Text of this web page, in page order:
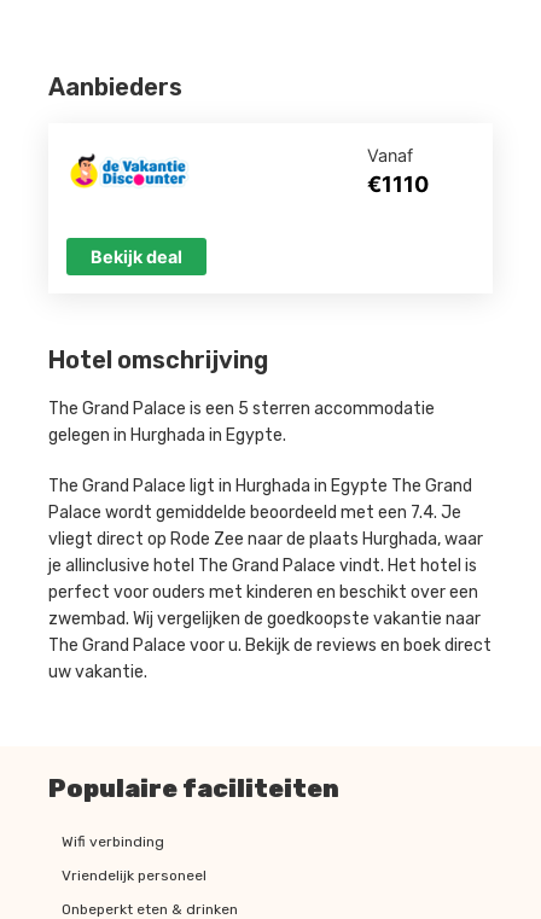
Hotel omschrijving
The Grand Palace is een 5 sterren accommodatie
gelegen in Hurghada in Egypte.
The Grand Palace ligt in Hurghada in Egypte The Grand
Palace wordt gemiddelde beoordeeld met een 7.4. Je
vliegt direct op Rode Zee naar de plaats Hurghada, waar
je allinclusive hotel The Grand Palace vindt. Het hotel is
perfect voor ouders met kinderen en beschikt over een
zwembad. Wij vergelijken de goedkoopste vakantie naar
The Grand Palace voor u. Bekijk de reviews en boek direct
uw vakantie.
Aanbieders
Vanaf
€1110
Bekijk deal
Populaire faciliteiten
Wifi verbinding
Vriendelijk personeel
Onbeperkt eten & drinken